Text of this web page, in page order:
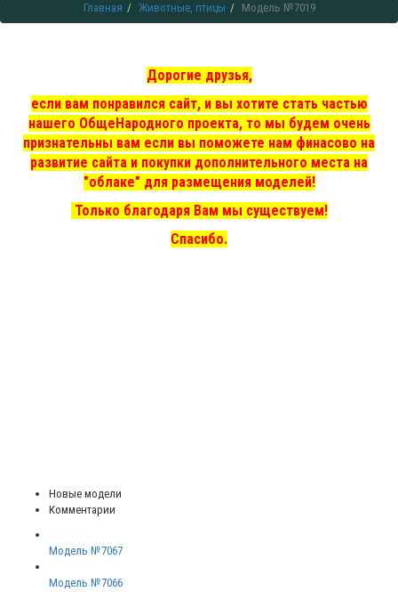
Главная Животные, птицы Модель №7019
Дорогие друзья,
если вам понравился сайт, и вы хотите стать частью
нашего ОбщеНародного проекта, то мы будем очень
признательны вам если вы поможете нам финасово на
развитие сайта и покупки дополнительного места на
"облаке" для размещения моделей!
Только благодаря Вам мы существуем!
Спасибо.
Новые модели
Комментарии
Модель №7067
Модель №7066